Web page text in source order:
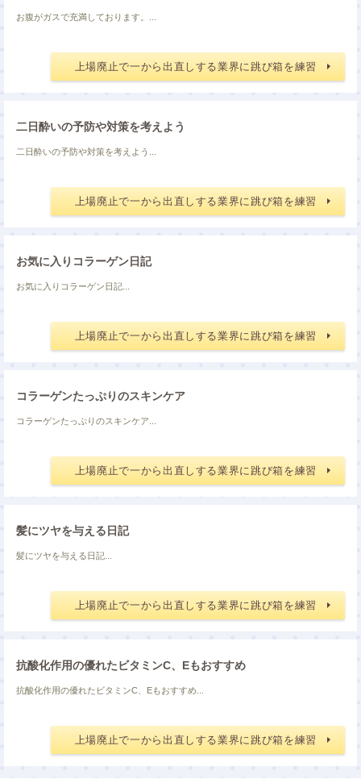
お腹がガスで充満しております。...
上場廃止で一から出直しする業界に跳び箱を練習
二日酔いの予防や対策を考えよう
二日酔いの予防や対策を考えよう...
上場廃止で一から出直しする業界に跳び箱を練習
お気に入りコラーゲン日記
お気に入りコラーゲン日記...
上場廃止で一から出直しする業界に跳び箱を練習
コラーゲンたっぷりのスキンケア
コラーゲンたっぷりのスキンケア...
上場廃止で一から出直しする業界に跳び箱を練習
髪にツヤを与える日記
髪にツヤを与える日記...
上場廃止で一から出直しする業界に跳び箱を練習
抗酸化作用の優れたビタミンC、Eもおすすめ
抗酸化作用の優れたビタミンC、Eもおすすめ...
上場廃止で一から出直しする業界に跳び箱を練習